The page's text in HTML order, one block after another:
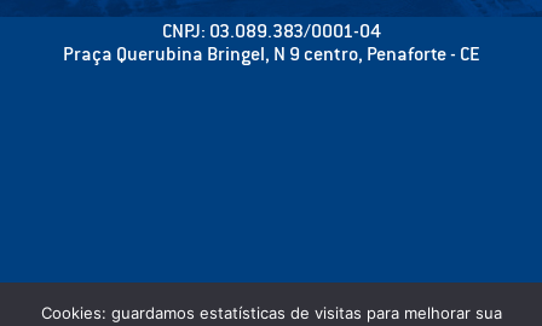
CNPJ: 03.089.383/0001-04
Praça Querubina Bringel, N 9 centro, Penaforte - CE
Cookies: guardamos estatísticas de visitas para melhorar sua